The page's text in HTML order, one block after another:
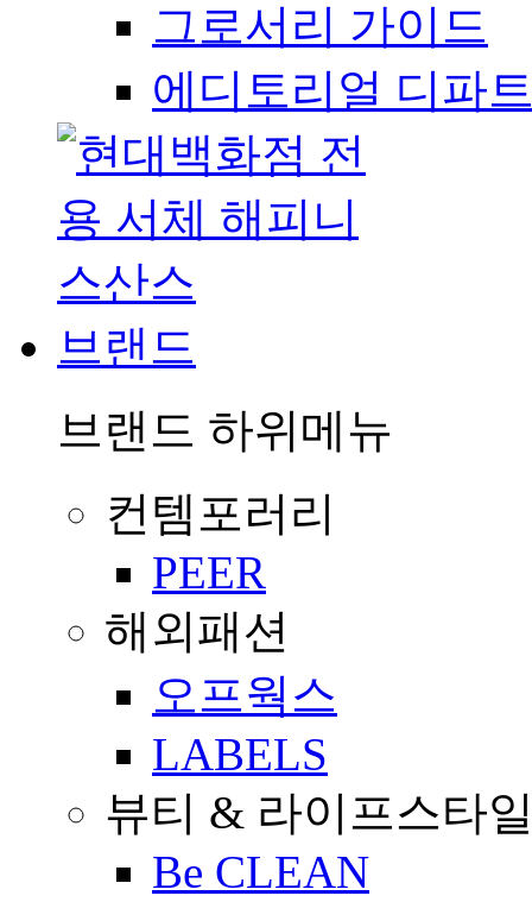
그로서리 가이드
에디토리얼 디파
브랜드
브랜드 하위메뉴
컨템포러리
PEER
해외패션
오프웍스
LABELS
뷰티 & 라이프스타
Be CLEAN